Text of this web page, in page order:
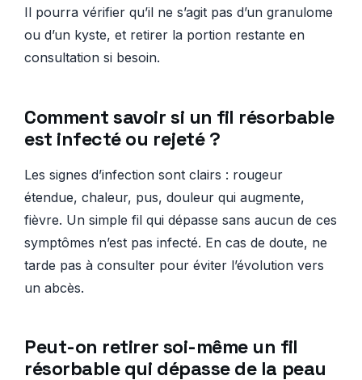
Il pourra vérifier qu’il ne s’agit pas d’un granulome
ou d’un kyste, et retirer la portion restante en
consultation si besoin.
Comment savoir si un fil résorbable
est infecté ou rejeté ?
Les signes d’infection sont clairs : rougeur
étendue, chaleur, pus, douleur qui augmente,
fièvre. Un simple fil qui dépasse sans aucun de ces
symptômes n’est pas infecté. En cas de doute, ne
tarde pas à consulter pour éviter l’évolution vers
un abcès.
Peut-on retirer soi-même un fil
résorbable qui dépasse de la peau